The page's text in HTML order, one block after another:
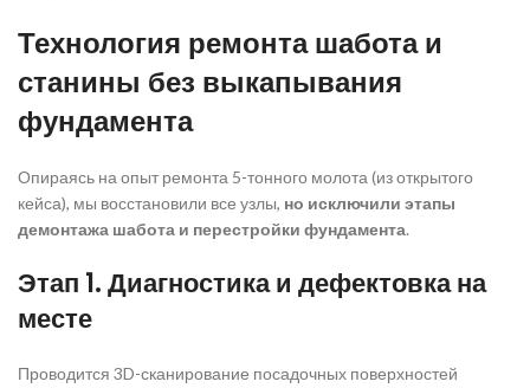
Технология ремонта шабота и
станины без выкапывания
фундамента
Опираясь на опыт ремонта 5-тонного молота (из открытого
кейса), мы восстановили все узлы, но исключили этапы
демонтажа шабота и перестройки фундамента.
Этап 1. Диагностика и дефектовка на
месте
Проводится 3D-сканирование посадочных поверхностей